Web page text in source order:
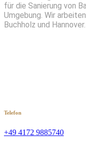
für die Sanierung von
Umgebung. Wir
Buchholz und Hannover.
Telefon
+49 4172 9885740